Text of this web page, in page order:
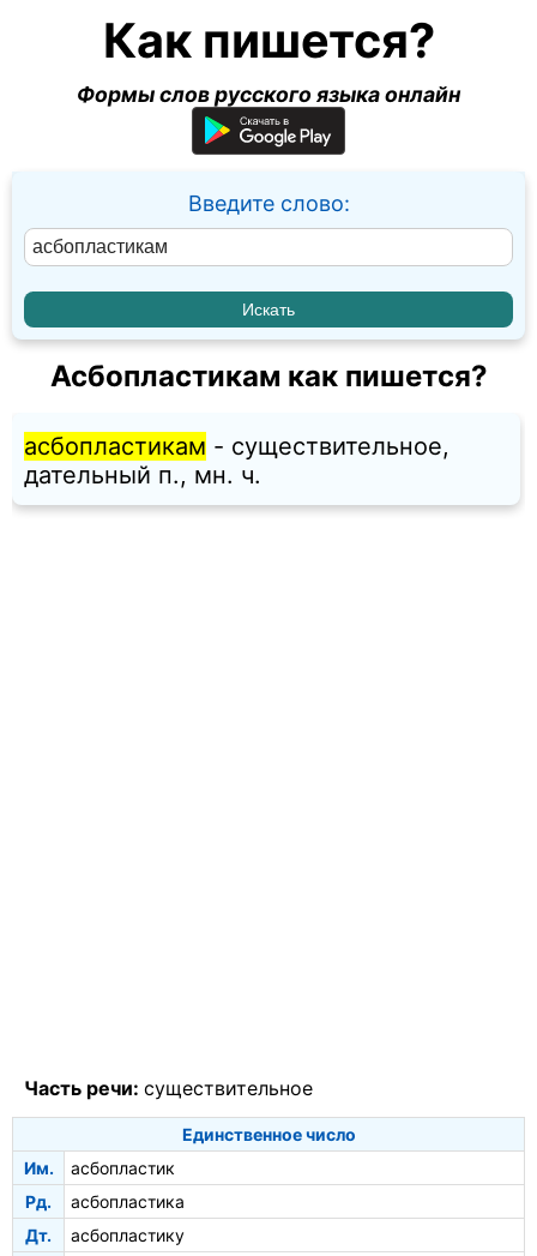
Как пишется?
Формы слов русского языка онлайн
Введите слово:
Асбопластикам как пишется?
асбопластикам - существительное,
дательный п., мн. ч.
Часть речи: существительное
Единственное число
Им.
асбопластик
Рд.
асбопластика
Дт.
асбопластику